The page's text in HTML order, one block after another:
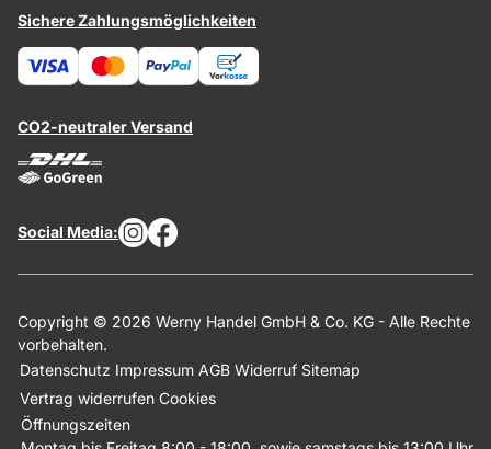
Sichere Zahlungsmöglichkeiten
CO2-neutraler Versand
Social Media:
Copyright © 2026 Werny Handel GmbH & Co. KG - Alle Rechte
vorbehalten.
Datenschutz Impressum AGB Widerruf Sitemap
Vertrag widerrufen Cookies
Öffnungszeiten